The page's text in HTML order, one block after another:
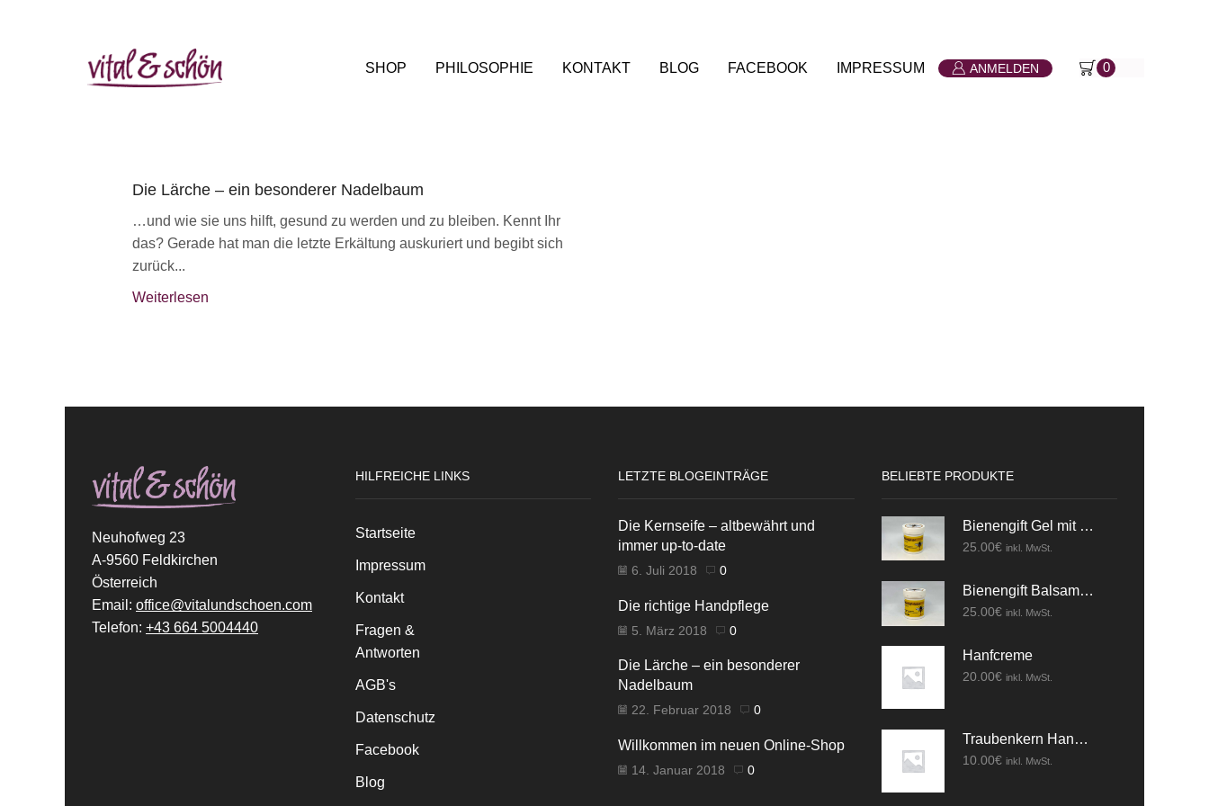
SHOP PHILOSOPHIE KONTAKT BLOG FACEBOOK IMPRESSUM ANMELDEN 0
Die Lärche – ein besonderer Nadelbaum
…und wie sie uns hilft, gesund zu werden und zu bleiben. Kennt Ihr
das? Gerade hat man die letzte Erkältung auskuriert und begibt sich
zurück...
Weiterlesen
Neuhofweg 23
A-9560 Feldkirchen
Österreich
Email: office@vitalundschoen.com
Telefon: +43 664 5004440
HILFREICHE LINKS
Startseite
Impressum
Kontakt
Fragen &
Antworten
AGB's
Datenschutz
Facebook
Blog
LETZTE BLOGEINTRÄGE
Die Kernseife – altbewährt und
immer up-to-date
6. Juli 2018 0
Die richtige Handpflege
5. März 2018 0
Die Lärche – ein besonderer
Nadelbaum
22. Februar 2018 0
Willkommen im neuen Online-Shop
14. Januar 2018 0
BELIEBTE PRODUKTE
Bienengift Gel mit Kräuter
25.00€ inkl. MwSt.
Bienengift Balsam mit Kräuter
25.00€ inkl. MwSt.
Hanfcreme
20.00€ inkl. MwSt.
Traubenkern Handcreme
10.00€ inkl. MwSt.